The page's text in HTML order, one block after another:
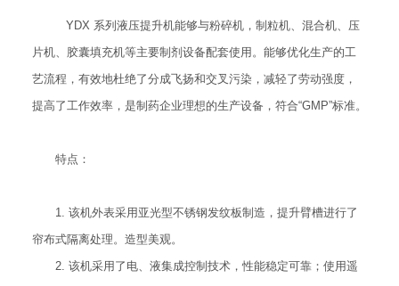
YDX 系列液压提升机能够与粉碎机，制粒机、混合机、压
片机、胶囊填充机等主要制剂设备配套使用。能够优化生产的工
艺流程，有效地杜绝了分成飞扬和交叉污染，减轻了劳动强度，
提高了工作效率，是制药企业理想的生产设备，符合“GMP”标准。
特点：
1. 该机外表采用亚光型不锈钢发纹板制造，提升臂槽进行了
帘布式隔离处理。造型美观。
2. 该机采用了电、液集成控制技术，性能稳定可靠；使用遥